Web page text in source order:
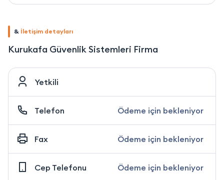
& İletişim detayları
Kurukafa Güvenlik Sistemleri Firma
Yetkili
Telefon Ödeme için bekleniyor
Fax Ödeme için bekleniyor
Cep Telefonu Ödeme için bekleniyor